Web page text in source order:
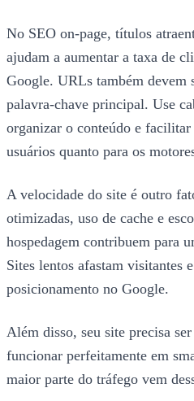
No SEO on-page, títulos
ajudam a aumentar a taxa de
Google. URLs também devem
palavra-chave principal. Use
organizar o conteúdo e
usuários quanto para os
A velocidade do site é outro
otimizadas, uso de cache e
hospedagem contribuem para
Sites lentos afastam visitantes
posicionamento no Google.
Além disso, seu site precisa
funcionar perfeitamente em
maior parte do tráfego vem